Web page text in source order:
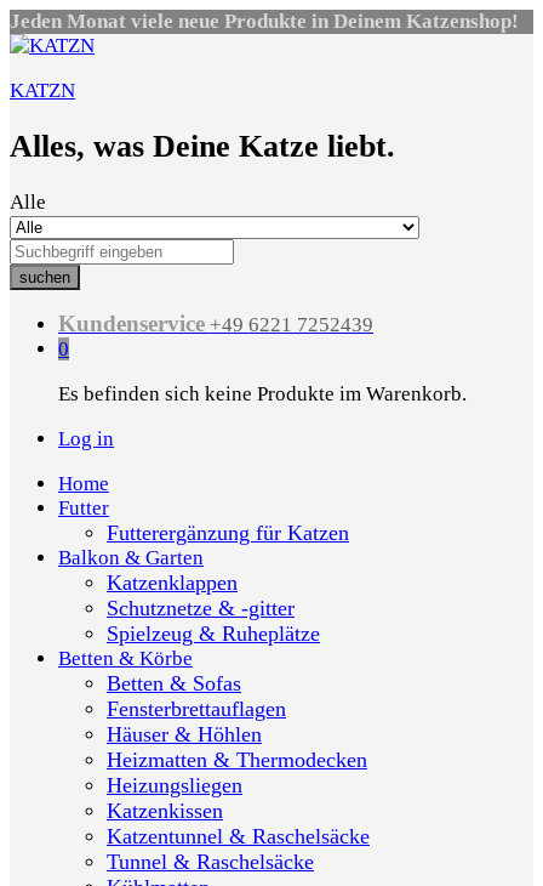
Jeden Monat viele neue Produkte in Deinem Katzenshop!
KATZN
Alles, was Deine Katze liebt.
Alle
suchen
Kundenservice +49 6221 7252439
0
Es befinden sich keine Produkte im Warenkorb.
Log in
Home
Futter
Futterergänzung für Katzen
Balkon & Garten
Katzenklappen
Schutznetze & -gitter
Spielzeug & Ruheplätze
Betten & Körbe
Betten & Sofas
Fensterbrettauflagen
Häuser & Höhlen
Heizmatten & Thermodecken
Heizungsliegen
Katzenkissen
Katzentunnel & Raschelsäcke
Tunnel & Raschelsäcke